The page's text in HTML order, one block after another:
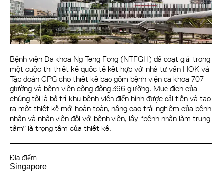
Bệnh viện Đa khoa Ng Teng Fong (NTFGH) đã đoạt giải trong
một cuộc thi thiết kế quốc tế kết hợp với nhà tư vấn HOK và
Tập đoàn CPG cho thiết kế bao gồm bệnh viện đa khoa 707
giường và bệnh viện cộng đồng 396 giường. Mục đích của
chúng tôi là bố trí khu bệnh viện điển hình được cải tiến và tạo
ra một thiết kế mới hoàn toàn, nâng cao trải nghiệm của bệnh
nhân và nhân viên đối với bệnh viện, lấy “bệnh nhân làm trung
tâm” là trọng tâm của thiết kế.
Địa điểm
Singapore